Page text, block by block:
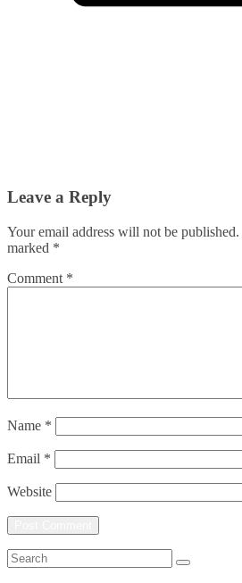
Leave a Reply
Your email address will not be published.
marked *
Comment *
Name *
Email *
Website